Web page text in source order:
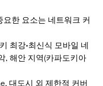
한 요소는 네트워크 커
최강·최신식 모바일 네
, 해안 지역(카파도키아
대도시 외 제한적 커버